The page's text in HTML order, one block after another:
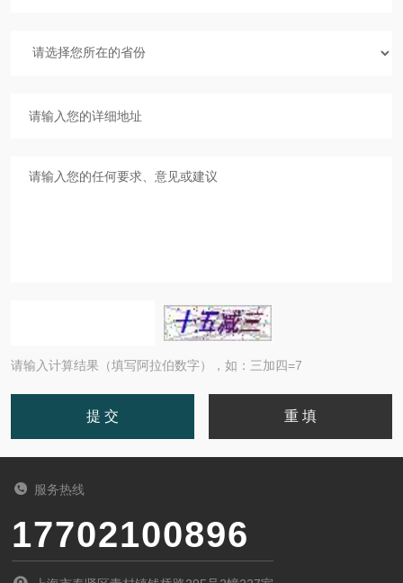
请输入计算结果（填写阿拉伯数字），如：三加四=7
服务热线
17702100896